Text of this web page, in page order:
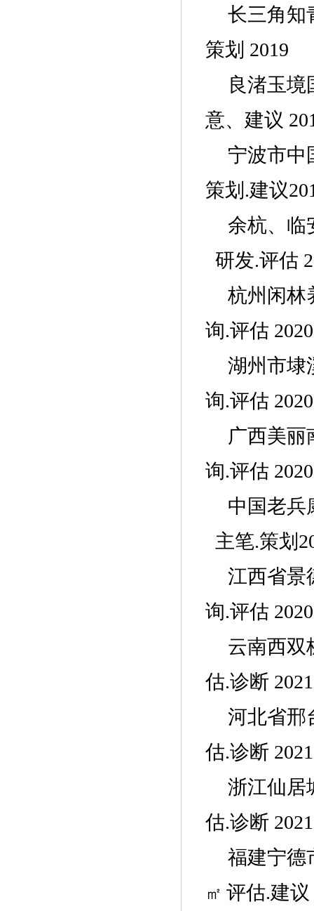
长三角知
策划 2019
良渚玉
意、建议
宁波市中
策划.建议
余杭、临
研发.评估
杭州闲林
询.评估 2020
湖州市埭
询.评估 2020
广西美丽
询.评估 2020
中国老兵
主笔.策划
江西省景
询.评估 2020
云南西双
估.诊断 2021
河北省邢
估.诊断 2021
浙江仙居
估.诊断 2021
福建宁德
㎡ 评估.建议